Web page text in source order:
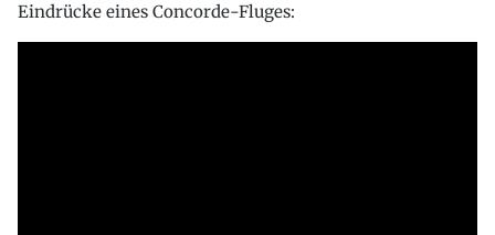
Eindrücke eines Concorde-Fluges: